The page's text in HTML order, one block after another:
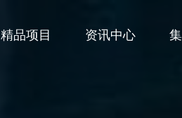
精品项目 资讯中心